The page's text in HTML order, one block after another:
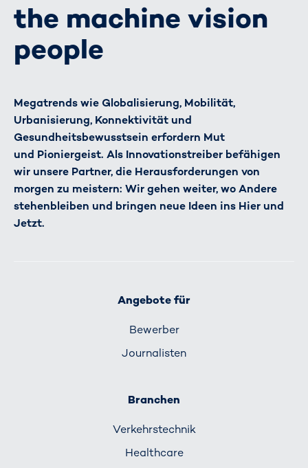
the machine vision
people
Megatrends wie Globalisierung, Mobilität,
Urbanisierung, Konnektivität und
Gesundheitsbewusstsein erfordern Mut
und Pioniergeist. Als Innovationstreiber befähigen
wir unsere Partner, die Herausforderungen von
morgen zu meistern: Wir gehen weiter, wo Andere
stehenbleiben und bringen neue Ideen ins Hier und
Jetzt.
Angebote für
Bewerber
Journalisten
Branchen
Verkehrs­technik
Healthcare